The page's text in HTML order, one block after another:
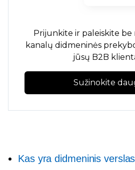
Prijunkite ir paleiskite be
kanalų didmeninės
jūsų B2B
Sužinokite
Kas yra didmeninis